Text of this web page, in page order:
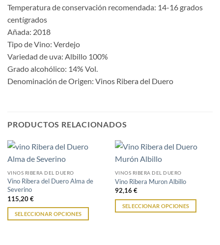
Temperatura de conservación recomendada: 14-16 grados
centígrados
Añada: 2018
Tipo de Vino: Verdejo
Variedad de uva: Albillo 100%
Grado alcohólico: 14% Vol.
Denominación de Origen: Vinos Ribera del Duero
PRODUCTOS RELACIONADOS
VINOS RIBERA DEL DUERO
Vino Ribera del Duero Alma de
Severino
115,20€
SELECCIONAR OPCIONES
VINOS RIBERA DEL DUERO
Vino Ribera Muron Albillo
92,16 €
SELECCIONAR OPCIONES